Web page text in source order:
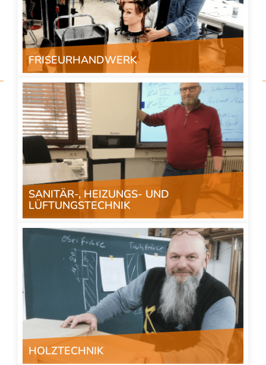
" class="img-responsive">
FRISEURHANDWERK
" class="img-responsive">
SANITÄR-, HEIZUNGS- UND
LÜFTUNGSTECHNIK
HOLZTECHNIK